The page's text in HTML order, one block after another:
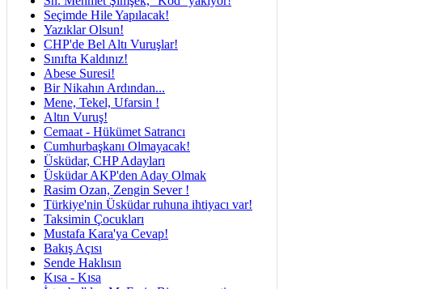
Seçimde Hile Yapılacak!
Yazıklar Olsun!
CHP'de Bel Altı Vuruşlar!
Sınıfta Kaldınız!
Abese Suresi!
Bir Nikahın Ardından...
Mene, Tekel, Ufarsin !
Altın Vuruş!
Cemaat - Hükümet Satrancı
Cumhurbaşkanı Olmayacak!
Üsküdar, CHP Adayları
Üsküdar AKP'den Aday Olmak
Rasim Ozan, Zengin Sever !
Türkiye'nin Üsküdar ruhuna ihtiyacı var!
Taksimin Çocukları
Mustafa Kara'ya Cevap!
Bakış Açısı
Sende Haklısın
Kısa - Kısa